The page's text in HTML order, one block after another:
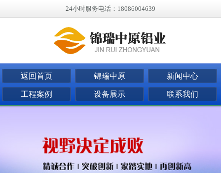
24小时服务电话：18086004639
返回首页 锦瑞中原 新闻中心
工程案例 设备展示 联系我们